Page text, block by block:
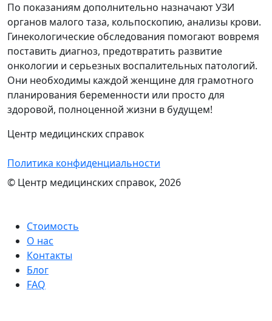
По показаниям дополнительно назначают УЗИ
органов малого таза, кольпоскопию, анализы крови.
Гинекологические обследования помогают вовремя
поставить диагноз, предотвратить развитие
онкологии и серьезных воспалительных патологий.
Они необходимы каждой женщине для грамотного
планирования беременности или просто для
здоровой, полноценной жизни в будущем!
Центр медицинских справок
Политика конфиденциальности
© Центр медицинских справок, 2026
Стоимость
О нас
Контакты
Блог
FAQ